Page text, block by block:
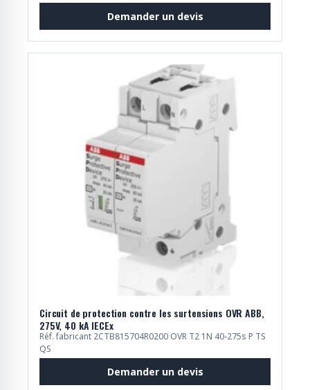
Demander un devis
Circuit de protection contre les surtensions OVR ABB,
275V, 40 kA IECEx
Réf. fabricant 2CTB815704R0200 OVR T2 1N 40-275s P TS
QS
Demander un devis